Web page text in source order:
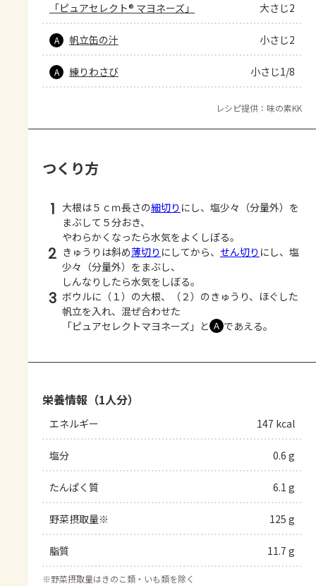
「ピュアセレクト® マヨネーズ」 大さじ2
A 帆立缶の汁 小さじ2
A 練りわさび 小さじ1/8
レシピ提供：味の素KK
つくり方
1 大根は５ｃｍ長さの細切り にし、塩少々（分量外）を
まぶして５分おき、
やわらかくなったら水気をよくしぼる。
2 きゅうりは斜め薄切り にしてから、 せん切り にし、塩
少々（分量外）をまぶし、
しんなりしたら水気をしぼる。
3 ボウルに（１）の大根、（２）のきゅうり、ほぐした
帆立を入れ、混ぜ合わせた
「ピュアセレクトマヨネーズ」と Ａ であえる。
栄養情報（1人分）
エネルギー 147 kcal
塩分 0.6 g
たんぱく質 6.1 g
野菜摂取量※ 125 g
脂質 11.7 g
※野菜摂取量はきのこ類・いも類を除く